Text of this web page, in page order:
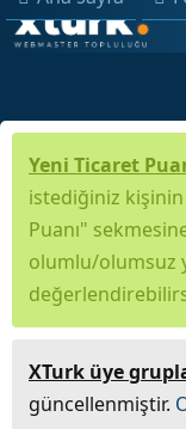
Yeni Ticaret
istediğiniz
Puanı"
olumlu/olumsuz
XTurk üye
güncellenmiştir.